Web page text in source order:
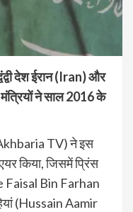
देश ईरान (Iran) और
ने साल 2016 के
TV) ने इस
किया, जिसमें प्रिंस
Bin Farhan
(Hussain Aamir